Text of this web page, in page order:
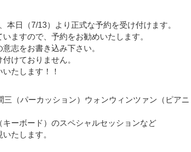
本日（7/13）より正式な予約を受け付けます。
ますので、予約をお勧めいたします。
志をお書き込み下さい。
けておりません。
たします！！
三（パーカッション）ウォンウィンツァン（ピアニ
ーボード）のスペシャルセッションなど
たします。